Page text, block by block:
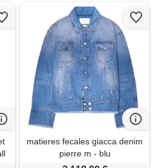
matieres fecales giacca denim
pierre m - blu